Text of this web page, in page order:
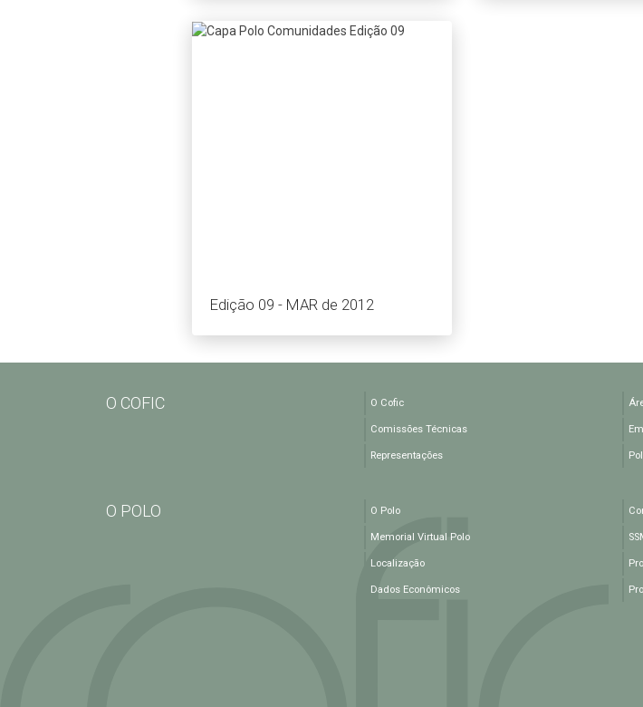
Edição 09 - MAR de 2012
O COFIC O Cofic
Comissões Técnicas
Representações
O POLO O Polo
Memorial Virtual Polo
Localização
Dados Econômicos